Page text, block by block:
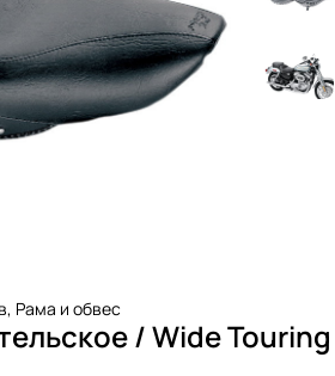
, Рама и обвес
/ Wide Touring